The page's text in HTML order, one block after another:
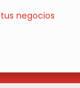
tus negocios